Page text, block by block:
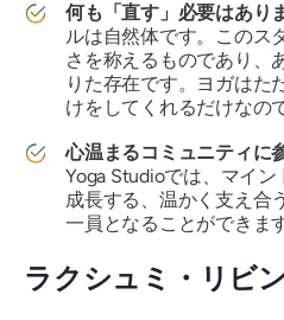
何も「直す」必要はあり
ルは自然体です。このス
さを称えるものであり、
りた存在です。ヨガはた
けをしてくれるだけなの
心温まるコミュニティに
Yoga Studioでは、マイ
成長する、温かく支え合
一員となることができます
ラクシュミ・リビ